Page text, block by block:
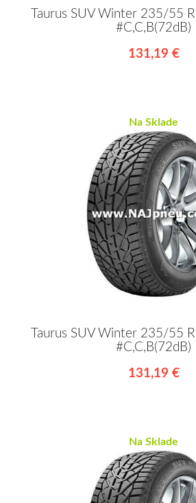
Taurus SUV Winter 235/55
#C,C,B(72dB)
131,19 €
Na Sklade
Taurus SUV Winter 235/55
#C,C,B(72dB)
131,19 €
Na Sklade